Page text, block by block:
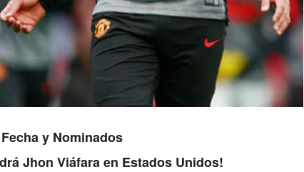
y Nominados
Jhon Viáfara en Estados Unidos!